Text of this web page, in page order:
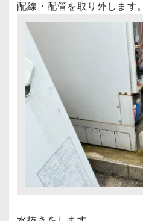
配線・配管を取り外します。